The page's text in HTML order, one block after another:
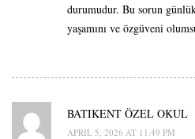
durumudur. Bu sorun
yaşamını ve özgüveni
BATIKENT ÖZEL OKUL
APRIL 5, 2026 AT 11:49 PM